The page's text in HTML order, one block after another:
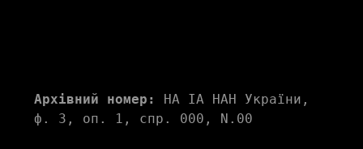
Архівний номер:
НА ІА НАН України,
ф. 3, оп. 1, спр. 000, N.00